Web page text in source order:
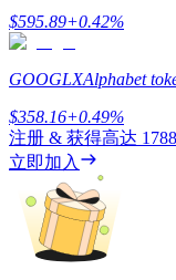
BTC 專享獎勵
充值並交易
充值CASHCAT
瓜分 500000
$595.89+0.42%
GOOGLXAlphabet
$358.16+0.49%
注册 & 获得高达
立即加入